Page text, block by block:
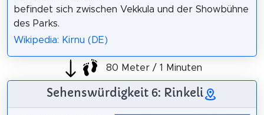
befindet sich zwischen Vekkula und der Showbühne
des Parks.
Wikipedia: Kirnu (DE)
80 Meter / 1 Minuten
Sehenswürdigkeit 6: Rinkeli